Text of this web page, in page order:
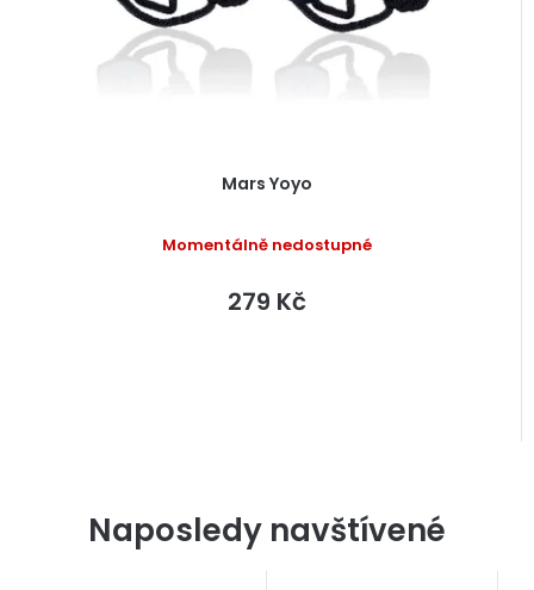
Mars Yoyo
Momentálně nedostupné
279 Kč
Naposledy navštívené